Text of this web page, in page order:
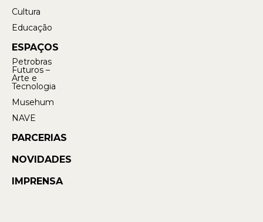
Cultura
Educação
ESPAÇOS
Petrobras
Futuros –
Arte e
Tecnologia
Musehum
NAVE
PARCERIAS
NOVIDADES
IMPRENSA